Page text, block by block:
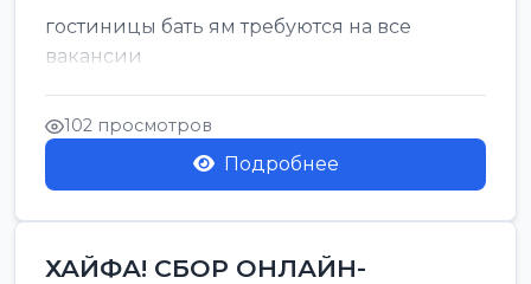
гостиницы бать ям требуются на все
вакансии
102 просмотров
Подробнее
ХАЙФА! СБОР ОНЛАЙН-